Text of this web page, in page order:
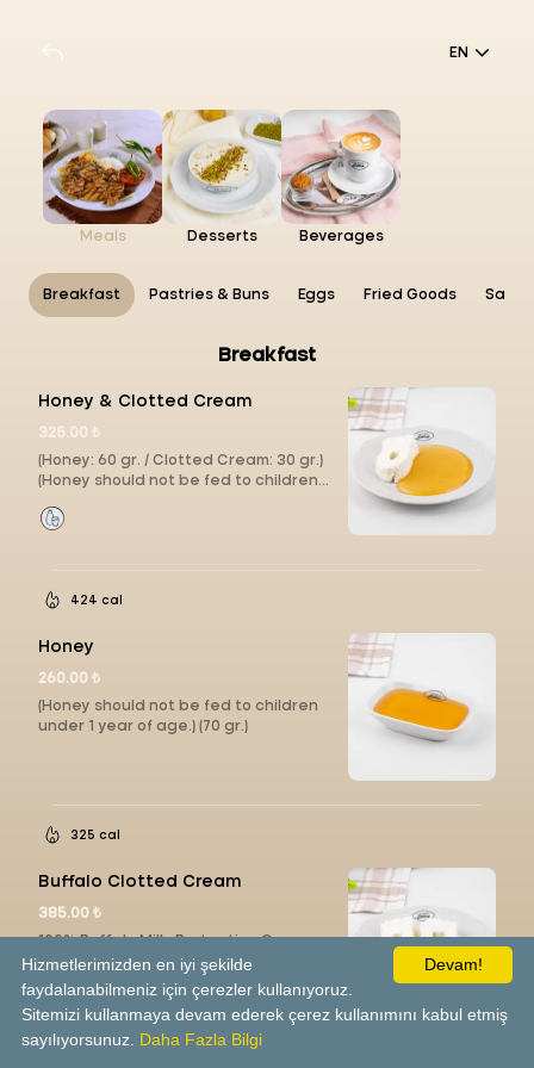
EN
Meals Desserts Beverages
Breakfast Pastries & Buns Eggs Fried Goods
Breakfast
Honey & Clotted Cream
325.00 ₺
(Honey: 60 gr. / Clotted Cream: 30 gr.)
(Honey should not be fed to children
424 cal
Honey
260.00 ₺
(Honey should not be fed to children
under 1 year of age.) (70 gr.)
325 cal
Buffalo Clotted Cream
385.00 ₺
100% Buffalo Milk, Protective Gases
(E290, E941) (70 gr)
Devam!
Hizmetlerimizden en iyi şekilde
faydalanabilmeniz için çerezler kullanıyoruz.
Sitemizi kullanmaya devam ederek çerez kullanımını kabul etmiş
sayılıyorsunuz. Daha Fazla Bilgi